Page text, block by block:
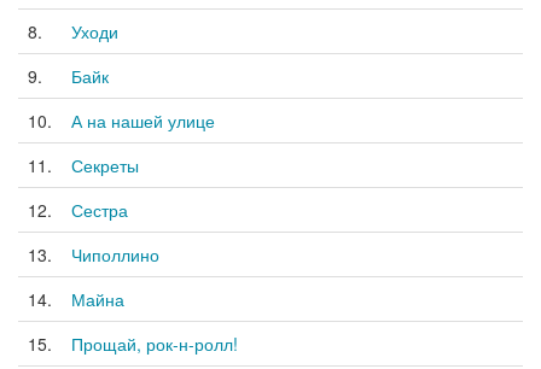
8.
Уходи
9.
Байк
10.
А на нашей улице
11.
Секреты
12.
Сестра
13.
Чиполлино
14.
Майна
15.
Прощай, рок-н-ролл!